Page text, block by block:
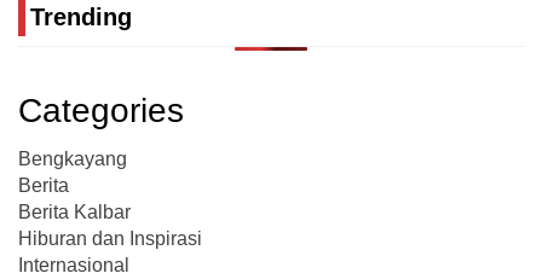
Trending
Categories
Bengkayang
Berita
Berita Kalbar
Hiburan dan Inspirasi
Internasional